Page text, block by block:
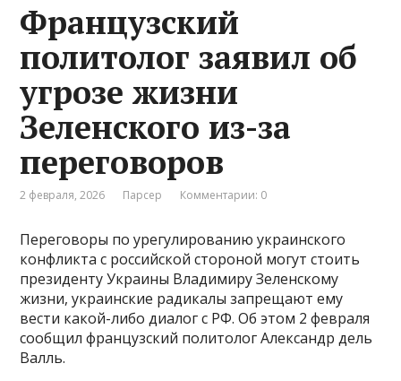
Французский
политолог заявил об
угрозе жизни
Зеленского из-за
переговоров
2 февраля, 2026 Парсер Комментарии: 0
Переговоры по урегулированию украинского
конфликта с российской стороной могут стоить
президенту Украины Владимиру Зеленскому
жизни, украинские радикалы запрещают ему
вести какой-либо диалог с РФ. Об этом 2 февраля
сообщил французский политолог Александр дель
Валль.